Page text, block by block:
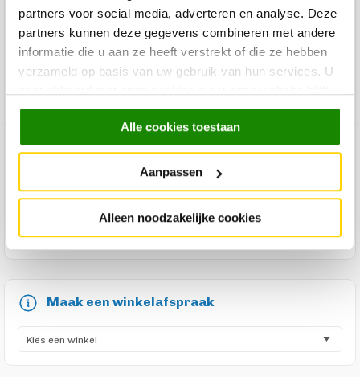
partners voor social media, adverteren en analyse. Deze
partners kunnen deze gegevens combineren met andere
informatie die u aan ze heeft verstrekt of die ze hebben
verzameld op basis van uw gebruik van hun services. U
gebruiken.
Alle cookies toestaan
Aanpassen
Alleen noodzakelijke cookies
bovenkant 77 cm. Eettafel Luna Deens Ovaal is er ook in
meerdere vormen. Handig toch, die flexibele woonconcepten
van Trendhopper? Want zo is er altijd een Luna-eettafel die
perfect past in jouw eetgedeelte! Stel jouw eigen Luna
Product specificaties
Product reviews
Product onderhoud
Maak een winkelafspraak